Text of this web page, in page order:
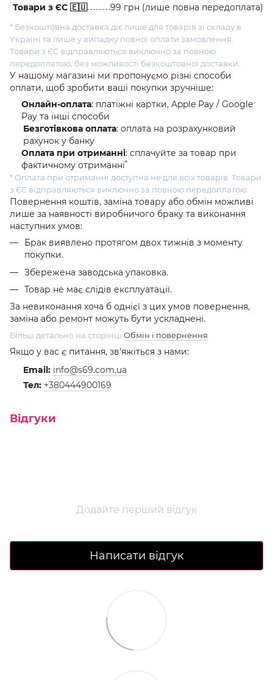
Товари з ЄС 🇪🇺
99 грн (лише повна передоплата)
* Безкоштовна доставка діє лише для товарів зі складу в
Україні та лише у випадку повної оплати замовлення.
Товари з ЄС відправляються виключно за повною
передоплатою, без можливості безкоштовної доставки.
У нашому магазині ми пропонуємо різні способи
оплати, щоб зробити ваші покупки зручніше:
Онлайн-оплата: платіжні картки, Apple Pay / Google
Pay та інші способи
Безготівкова оплата: оплата на розрахунковий
рахунок у банку
Оплата при отриманні: сплачуйте за товар при
фактичному отриманні*
* Оплата при отриманні доступна не для всіх товарів. Товари
з ЄС відправляються виключно за повною передоплатою.
Повернення коштів, заміна товару або обмін можливі
лише за наявності виробничого браку та виконання
наступних умов:
Брак виявлено протягом двох тижнів з моменту
покупки.
Збережена заводська упаковка.
Товар не має слідів експлуатації.
За невиконання хоча б однієї з цих умов повернення,
заміна або ремонт можуть бути ускладнені.
Більш детально на сторінці Обмін і повернення
Якщо у вас є питання, зв'яжіться з нами:
Email: info@s69.com.ua
Тел: +380444900169
Відгуки
Додайте перший відгук
Написати відгук